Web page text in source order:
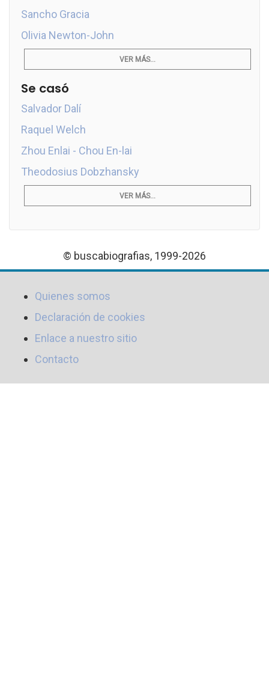
Sancho Gracia
Olivia Newton-John
VER MÁS...
Se casó
Salvador Dalí
Raquel Welch
Zhou Enlai - Chou En-lai
Theodosius Dobzhansky
VER MÁS...
© buscabiografias, 1999-2026
Quienes somos
Declaración de cookies
Enlace a nuestro sitio
Contacto